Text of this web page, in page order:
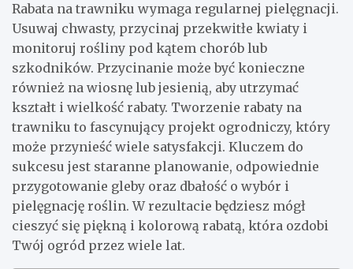
Rabata na trawniku wymaga regularnej pielęgnacji.
Usuwaj chwasty, przycinaj przekwitłe kwiaty i
monitoruj rośliny pod kątem chorób lub
szkodników. Przycinanie może być konieczne
również na wiosnę lub jesienią, aby utrzymać
kształt i wielkość rabaty. Tworzenie rabaty na
trawniku to fascynujący projekt ogrodniczy, który
może przynieść wiele satysfakcji. Kluczem do
sukcesu jest staranne planowanie, odpowiednie
przygotowanie gleby oraz dbałość o wybór i
pielęgnację roślin. W rezultacie będziesz mógł
cieszyć się piękną i kolorową rabatą, która ozdobi
Twój ogród przez wiele lat.